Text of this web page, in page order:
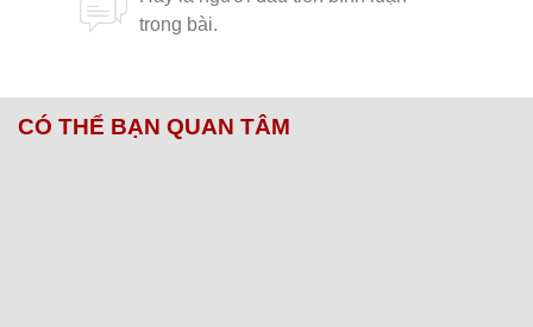
CÓ THỂ BẠN QUAN TÂM